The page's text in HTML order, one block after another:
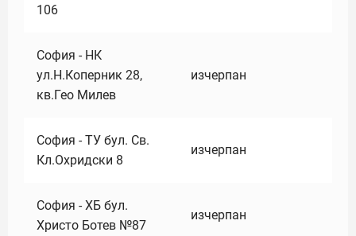
106
София - НК
ул.Н.Коперник 28,
кв.Гео Милев
изчерпан
София - ТУ бул. Св.
Кл.Охридски 8
изчерпан
София - ХБ бул.
Христо Ботев №87
изчерпан